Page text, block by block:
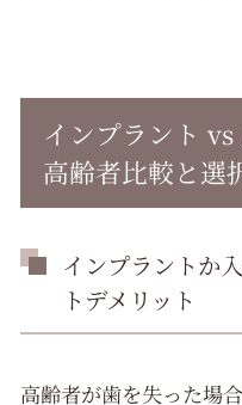
インプラント
高齢者比較と選
インプラントか
トデメリット
高齢者が歯を失った場